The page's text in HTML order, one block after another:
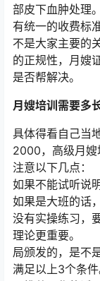
部皮下血肿处理
有统一的收费标
不是大家主要的
的正规性，月嫂
是否帮解决。
月嫂培训需要多
具体得看自己当
2000，高级月嫂
注意以下几点：
如果不能试听说
如果是大班的
没有实操练习，
理论更重要。 4
局颁发的，是不
满足以上3个条